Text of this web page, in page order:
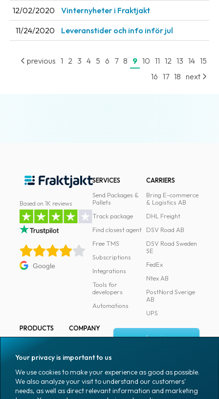
12/02/2020 Vinternyheter i Fraktjakt
11/24/2020 Leveranstider och info inför jul
previous 1 2 3 4 5 6 7 8 9 10 11 12 13 14 15
16 17 18 next
Based on 1K reviews
Google
SERVICES
Send Packages &
Pallets
Track package
Find closest agent
Free TMS
Subscriptions
Integrations
Tools for
developers
Automations
CARRIERS
Bring E-commerce
& Logistics AB
DHL Freight
DSV Road AB
DSV Road Sweden
SE
FedEx
Ntex AB
PostNord Sverige
AB
UPS
PRODUCTS
Marking
Packaging
Packaging
accessories
COMPANY
Media
Coworkers
Job & career
Log in
Sign up
Your privacy is important to us
We use cookies to make your experience as good as possible.
We also analyze your visit to understand our customers'
needs, as well as direct relevant information and marketing